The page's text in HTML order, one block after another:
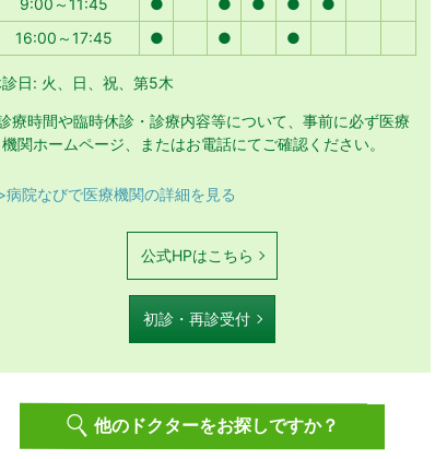
9:00～11:45
● ● ● ●
●
16:00～17:45
● ● ●
日: 火、日、祝、第5木
療時間や臨時休診・診療内容等について、事前に必ず医療
機関ホームページ、またはお電話にてご確認ください。
病院なびで医療機関の詳細を見る
公式HPはこちら
初診・再診受付
他のドクターをお探しですか？